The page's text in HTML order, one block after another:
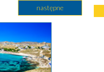
następne